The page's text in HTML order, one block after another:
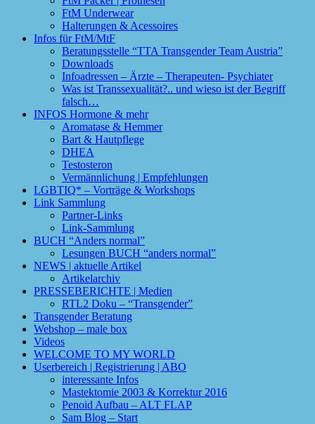
FtM Underwear
Halterungen & Acessoires
Infos für FtM/MtF
Beratungsstelle “TTA Transgender Team Austria”
Downloads
Infoadressen – Ärzte – Therapeuten- Psychiater
Was ist Transsexualität?.. und wieso ist der Begriff
falsch…
INFOS Hormone & mehr
Aromatase & Hemmer
Bart & Hautpflege
DHEA
Testosteron
Vermännlichung | Empfehlungen
LGBTIQ* – Vorträge & Workshops
Link Sammlung
Partner-Links
Link-Sammlung
BUCH “Anders normal”
Lesungen BUCH “anders normal”
NEWS | aktuelle Artikel
Artikelarchiv
PRESSEBERICHTE | Medien
RTL2 Doku – “Transgender”
Transgender Beratung
Webshop – male box
Videos
WELCOME TO MY WORLD
Userbereich | Registrierung | ABO
interessante Infos
Mastektomie 2003 & Korrektur 2016
Penoid Aufbau – ALT FLAP
Sam Blog – Start